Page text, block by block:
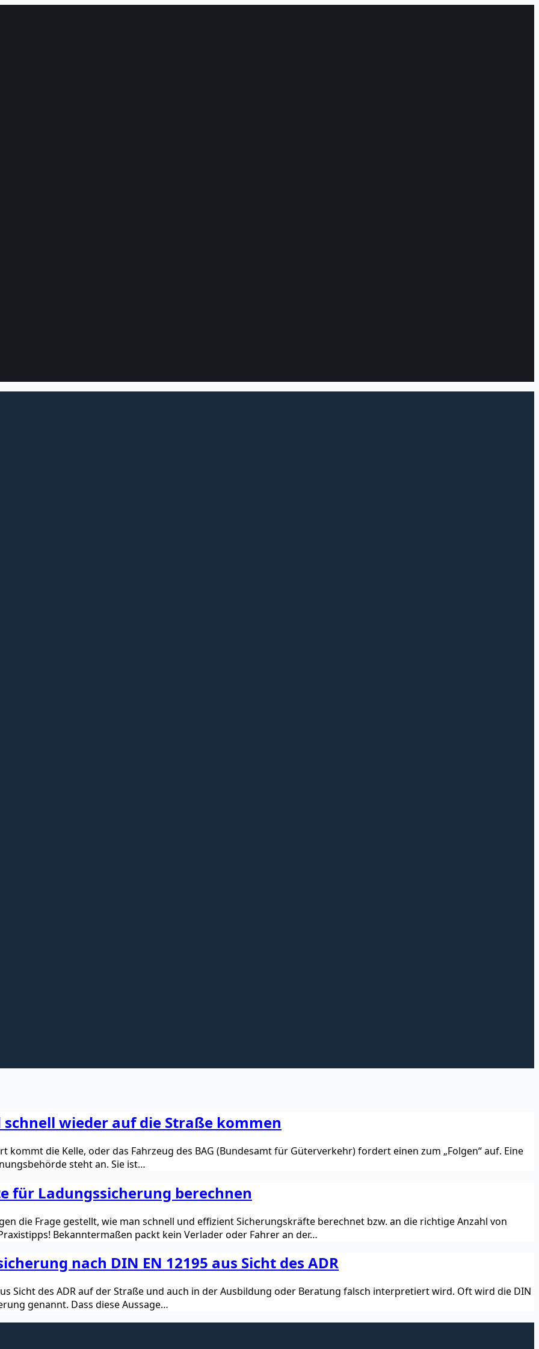
wieder auf die Straße kommen
die Kelle, oder das Fahrzeug des BAG (Bundesamt für Güterverkehr) fordert einen zum „Folgen“ auf. Eine
steht an. Sie ist…
für Ladungssicherung berechnen
die Frage gestellt, wie man schnell und effizient Sicherungskräfte berechnet bzw. an die richtige Anzahl von
Bekanntermaßen packt kein Verlader oder Fahrer an der…
nach DIN EN 12195 aus Sicht des ADR
Sicht des ADR auf der Straße und auch in der Ausbildung oder Beratung falsch interpretiert wird. Oft wird die DIN
genannt. Dass diese Aussage…